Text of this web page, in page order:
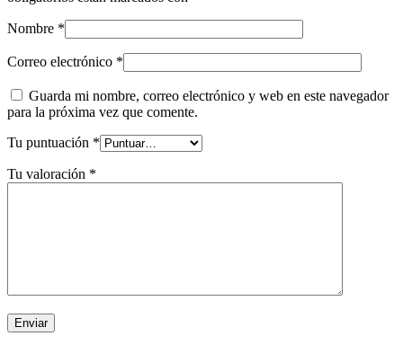
Nombre *
Correo electrónico *
Guarda mi nombre, correo electrónico y web en este navegador
para la próxima vez que comente.
Tu puntuación *
Tu valoración *